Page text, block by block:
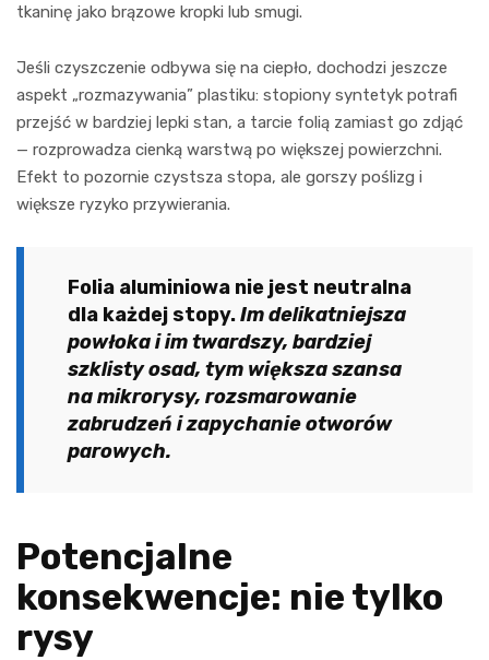
tkaninę jako brązowe kropki lub smugi.
Jeśli czyszczenie odbywa się na ciepło, dochodzi jeszcze
aspekt „rozmazywania” plastiku: stopiony syntetyk potrafi
przejść w bardziej lepki stan, a tarcie folią zamiast go zdjąć
— rozprowadza cienką warstwą po większej powierzchni.
Efekt to pozornie czystsza stopa, ale gorszy poślizg i
większe ryzyko przywierania.
Folia aluminiowa nie jest neutralna
dla każdej stopy.Im delikatniejsza
powłoka i im twardszy, bardziej
szklisty osad, tym większa szansa
na mikrorysy, rozsmarowanie
zabrudzeń i zapychanie otworów
parowych.
Potencjalne
konsekwencje: nie tylko
rysy